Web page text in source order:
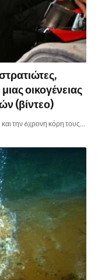
οικογένειας
(βίντεο)
την 6χρονη κόρη τους…